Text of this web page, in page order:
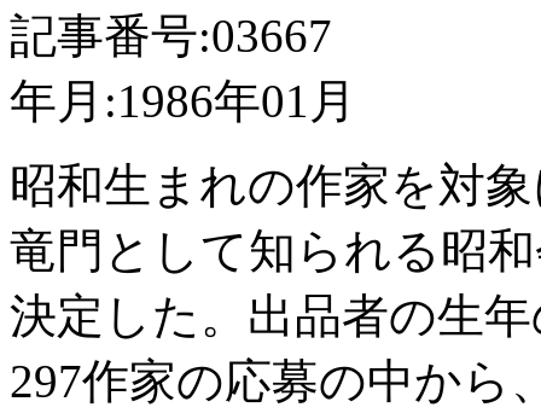
記事番号:03667
年月:1986年01月
昭和生まれの作家を対
竜門として知られる昭
決定した。出品者の生
297作家の応募の中から